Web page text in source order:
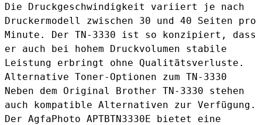
Die Druckgeschwindigkeit variiert je nach
Druckermodell zwischen 30 und 40 Seiten pro
Minute. Der TN-3330 ist so konzipiert, dass
er auch bei hohem Druckvolumen stabile
Leistung erbringt ohne Qualitätsverluste.
Alternative Toner-Optionen zum TN-3330
Neben dem Original Brother TN-3330 stehen
auch kompatible Alternativen zur Verfügung.
Der AgfaPhoto APTBTN3330E bietet eine